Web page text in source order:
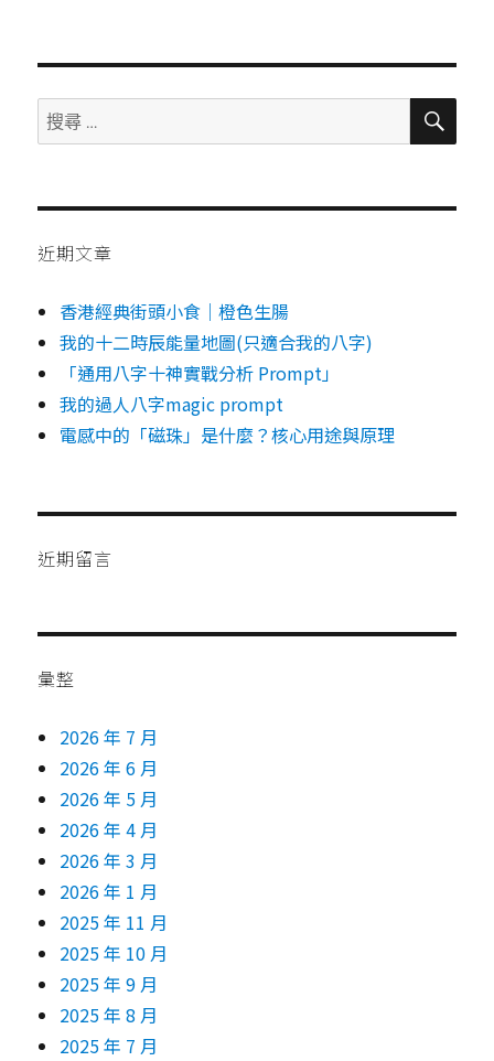
TPM
動
程
（從
裸
開
始）
搜
尋：
搜
近期文章
香港經典街頭小食｜橙色生腸
我的十二時辰能量地圖(只適合我的八字)
「通用八字十神實戰分析 Prompt」
我的過人八字magic prompt
電感中的「磁珠」是什麼？核心用途與原理
近期留言
彙整
2026 年 7 月
2026 年 6 月
2026 年 5 月
2026 年 4 月
2026 年 3 月
2026 年 1 月
2025 年 11 月
2025 年 10 月
2025 年 9 月
2025 年 8 月
2025 年 7 月